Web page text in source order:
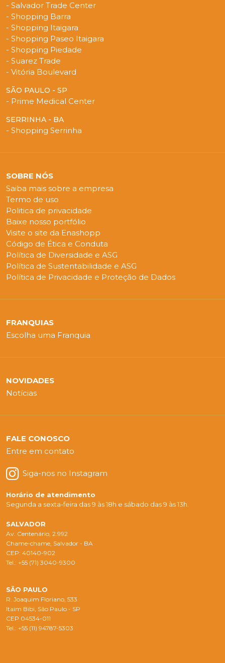
- Salvador Trade Center
- Shopping Barra
- Shopping Itaigara
- Shopping Paseo Itaigara
- Shopping Piedade
- Suarez Trade
- Vitória Boulevard
SÃO PAULO - SP
- Prime Medical Center
SERRINHA - BA
- Shopping Serrinha
SOBRE NÓS
Saiba mais sobre a empresa
Termo de uso
Politica de privacidade
Baixe nosso portfólio
Visite o site da Enashopp
Código de Ética e Conduta
Política de Diversidade e ASG
Política de Sustentabilidade e ASG
Política de Privacidade e Proteção de Dados
FRANQUIAS
Escolha uma Franquia
NOVIDADES
Notícias
FALE CONOSCO
Entre em contato
Siga-nos no Instagram
Horário de atendimento
Segunda a sexta-feira das 9 às 18h e sábado das 9 às 13h.
SALVADOR
Av. Centenário, 2.992
Chame-chame, Salvador - BA
CEP: 40140-902
Tel.: +55 (71) 3040-9300
SÃO PAULO
R. Joaquim Floriano, 533
Itaim Bibi, São Paulo - SP
CEP 04534-011
Tel.: +55 (11) 94787-5303